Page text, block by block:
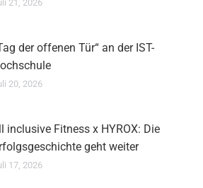
21, 2026
der offenen Tür“ an der IST-
20, 2026
inclusive Fitness x HYROX: Die
geht weiter
17, 2026